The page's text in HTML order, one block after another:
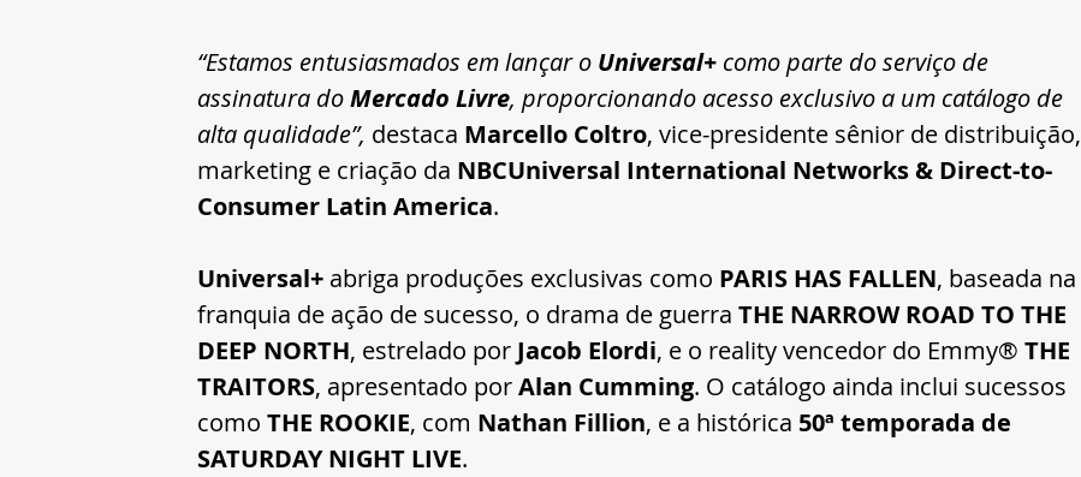
“Estamos entusiasmados em lançar o Universal+ como parte do serviço de
assinatura do Mercado Livre, proporcionando acesso exclusivo a um catálogo de
alta qualidade”, destaca Marcello Coltro, vice-presidente sênior de distribuição,
marketing e criação da NBCUniversal International Networks & Direct-to-
Consumer Latin America.
Universal+ abriga produções exclusivas como PARIS HAS FALLEN, baseada na
franquia de ação de sucesso, o drama de guerra THE NARROW ROAD TO THE
DEEP NORTH, estrelado por Jacob Elordi, e o reality vencedor do Emmy® THE
TRAITORS, apresentado por Alan Cumming. O catálogo ainda inclui sucessos
como THE ROOKIE, com Nathan Fillion, e a histórica 50ª temporada de
SATURDAY NIGHT LIVE.